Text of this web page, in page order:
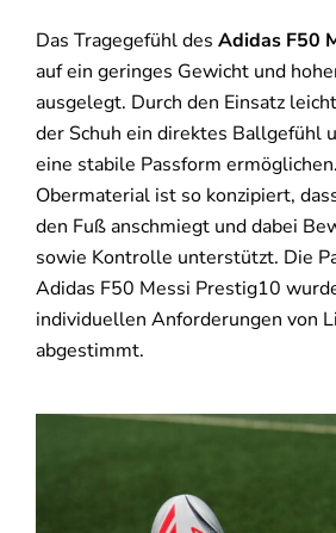
Das Tragegefühl des Adidas F50
auf ein geringes Gewicht und
ausgelegt. Durch den Einsatz
der Schuh ein direktes Ballgefühl
eine stabile Passform
Obermaterial ist so konzipiert,
den Fuß anschmiegt und dabei
sowie Kontrolle unterstützt. Die
Adidas F50 Messi Prestig10
individuellen Anforderungen von
abgestimmt.